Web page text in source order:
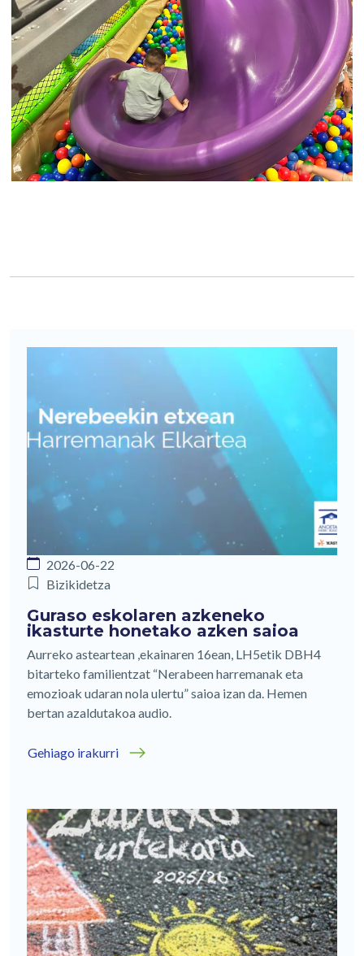
2026-06-22
Bizikidetza
Guraso eskolaren azkeneko
ikasturte honetako azken saioa
Aurreko asteartean ,ekainaren 16ean, LH5etik DBH4
bitarteko familientzat “Nerabeen harremanak eta
emozioak udaran nola ulertu” saioa izan da. Hemen
bertan azaldutakoa audio.
Gehiago irakurri